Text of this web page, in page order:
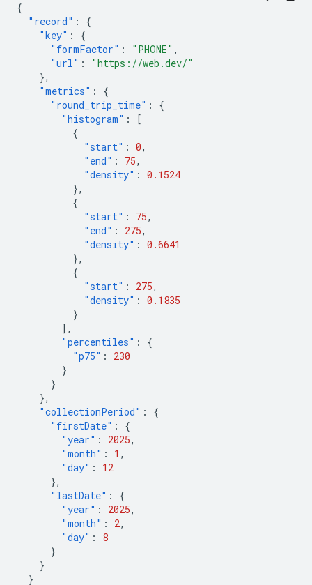
{
"record" :
{
"key" :
{
"formFactor" : "PHONE" ,
"url" :
"https://web.dev/"
},
"metrics" :
{
"round_trip_time" :
{
"histogram" :
[
{
"start" : 0,
"end" : 75,
"density" : 0.1524
},
{
"start" : 75,
"end" : 275,
"density" : 0.6641
},
{
"start" : 275,
"density" : 0.1835
}
],
"percentiles" :
{
"p75" :
230
}
}
},
"collectionPeriod" :
{
"firstDate" :
{
"year" : 2025,
"month" : 1 ,
"day" :
12
},
"lastDate" :
{
"year" : 2025,
"month" : 2,
"day" :
8
}
}
}